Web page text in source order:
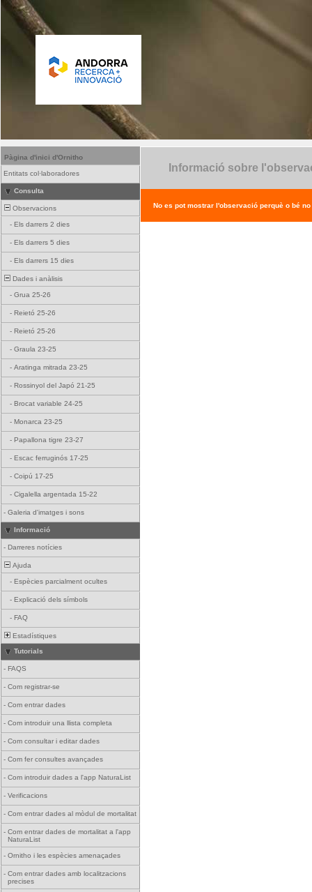
Pàgina d'inici d'Ornitho
Entitats col·laboradores
Consulta
Observacions
- Els darrers 2 dies
- Els darrers 5 dies
- Els darrers 15 dies
Dades i anàlisis
- Grua 25-26
- Reietó 25-26
- Reietó 25-26
- Graula 23-25
- Aratinga mitrada 23-25
- Rossinyol del Japó 21-25
- Brocat variable 24-25
- Monarca 23-25
- Papallona tigre 23-27
- Escac ferruginós 17-25
- Coipú 17-25
- Cigalella argentada 15-22
- Galeria d'imatges i sons
Informació
- Darreres notícies
Ajuda
- Espècies parcialment ocultes
- Explicació dels símbols
- FAQ
Estadístiques
Tutorials
- FAQS
- Com registrar-se
- Com entrar dades
- Com introduir una llista completa
- Com consultar i editar dades
- Com fer consultes avançades
- Com introduir dades a l'app NaturaList
- Verificacions
- Com entrar dades al mòdul de mortalitat
- Com entrar dades de mortalitat a l'app
NaturaList
- Ornitho i les espècies amenaçades
- Com entrar dades amb localitzacions
precises
Informació sobre
No es pot mostrar l'observació perquè o bé